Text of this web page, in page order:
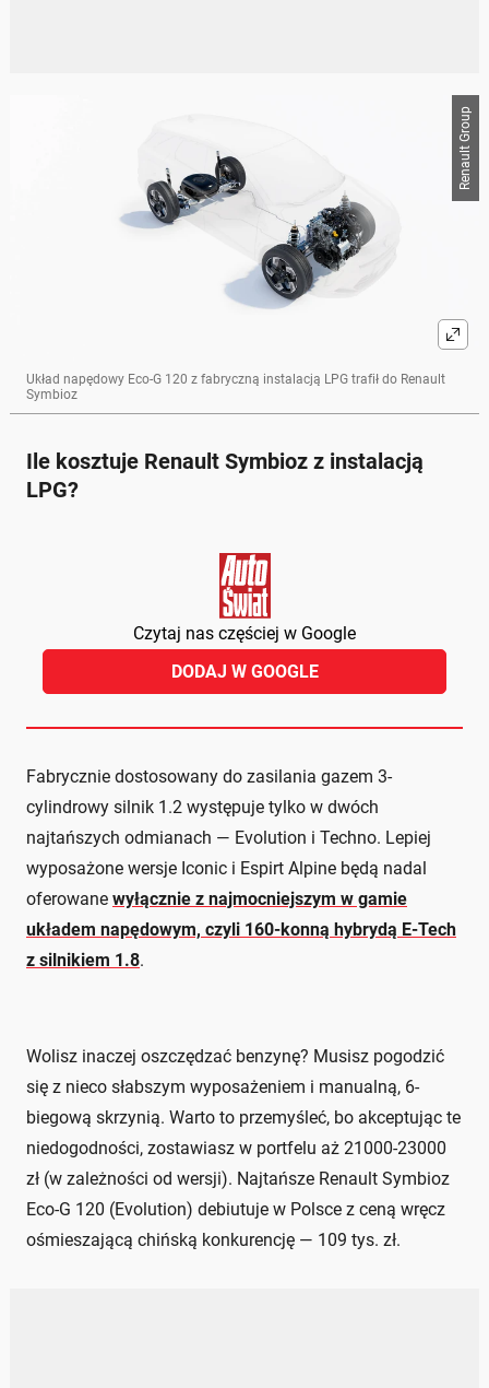
Renault Group
Układ napędowy Eco-G 120 z fabryczną instalacją LPG trafił do Renault
Symbioz
Ile kosztuje Renault Symbioz z instalacją
LPG?
Czytaj nas częściej w Google
DODAJ W GOOGLE
Fabrycznie dostosowany do zasilania gazem 3-
cylindrowy silnik 1.2 występuje tylko w dwóch
najtańszych odmianach — Evolution i Techno. Lepiej
wyposażone wersje Iconic i Espirt Alpine będą nadal
oferowane wyłącznie z najmocniejszym w gamie
układem napędowym, czyli 160-konną hybrydą E-Tech
z silnikiem 1.8.
Wolisz inaczej oszczędzać benzynę? Musisz pogodzić
się z nieco słabszym wyposażeniem i manualną, 6-
biegową skrzynią. Warto to przemyśleć, bo akceptując te
niedogodności, zostawiasz w portfelu aż 21000-23000
zł (w zależności od wersji). Najtańsze Renault Symbioz
Eco-G 120 (Evolution) debiutuje w Polsce z ceną wręcz
ośmieszającą chińską konkurencję — 109 tys. zł.